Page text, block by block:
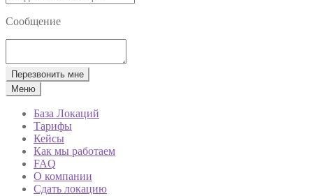
Сообщение
Перезвонить мне
Меню
База Локаций
Тарифы
Кейсы
Как мы работаем
FAQ
О компании
Сдать локацию